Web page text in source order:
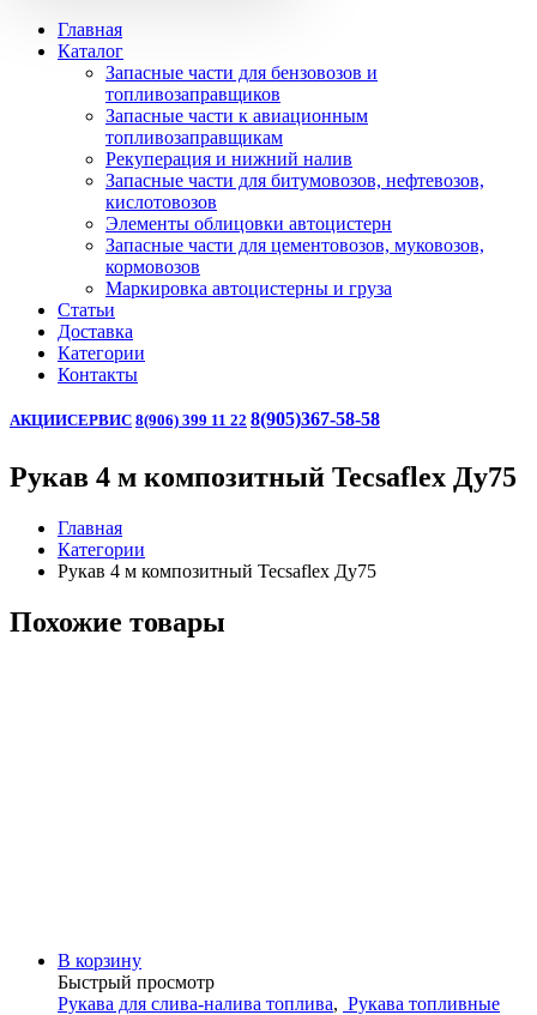
Главная
Каталог
Запасные части для бензовозов и
топливозаправщиков
Запасные части к авиационным
топливозаправщикам
Рекуперация и нижний налив
Запасные части для битумовозов, нефтевозов,
кислотовозов
Элементы облицовки автоцистерн
Запасные части для цементовозов, муковозов,
кормовозов
Маркировка автоцистерны и груза
Статьи
Доставка
Категории
Контакты
АКЦИИСЕРВИС 8(906) 399 11 22 8(905)367-58-58
Рукав 4 м композитный Tecsaflex Ду75
Главная
Категории
Рукав 4 м композитный Tecsaflex Ду75
Похожие товары
В корзину
Быстрый просмотр
Рукава для слива-налива топлива, Рукава топливные